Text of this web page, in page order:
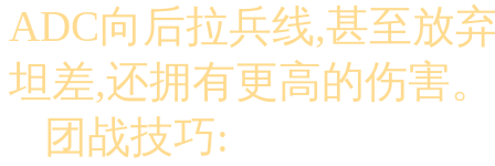
ADC向后拉兵线,甚至放
坦差,还拥有更高的伤害
团战技巧: